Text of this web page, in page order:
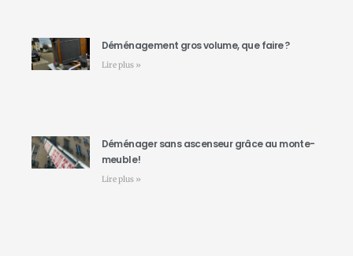
Déménagement gros volume, que faire ?
Lire plus »
Déménager sans ascenseur grâce au monte-
meuble !
Lire plus »